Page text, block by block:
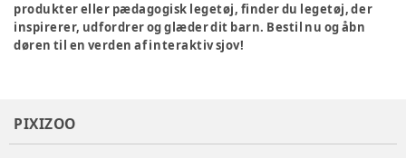
produkter eller pædagogisk legetøj, finder du legetøj, der
inspirerer, udfordrer og glæder dit barn. Bestil nu og åbn
døren til en verden af interaktiv sjov!
PIXIZOO